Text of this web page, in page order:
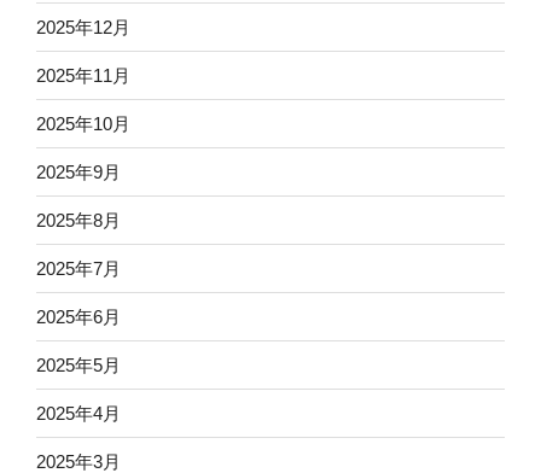
2025年12月
2025年11月
2025年10月
2025年9月
2025年8月
2025年7月
2025年6月
2025年5月
2025年4月
2025年3月